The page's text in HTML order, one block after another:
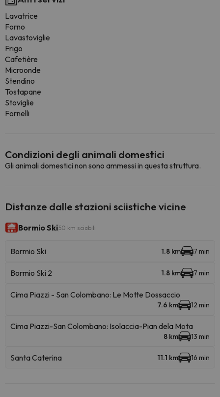
Lavatrice
Forno
Lavastoviglie
Frigo
Cafetière
Microonde
Stendino
Tostapane
Stoviglie
Fornelli
Condizioni degli animali domestici
Gli animali domestici non sono ammessi in questa struttura.
Distanze dalle stazioni sciistiche vicine
Bormio Ski50 km sciabili
Bormio Ski 1.8 km 7 min
Bormio Ski 2 1.8 km 7 min
Cima Piazzi - San Colombano: Le Motte Dossaccio
7.6 km 12 min
Cima Piazzi-San Colombano: Isolaccia-Pian dela Mota
8 km 13 min
Santa Caterina 11.1 km 16 min